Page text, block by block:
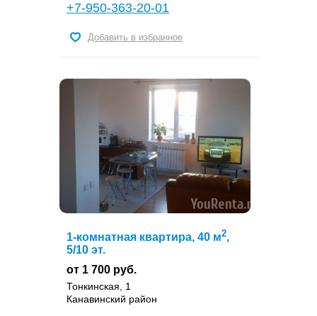
+7-950-363-20-01
Добавить в избранное
1-комнатная квартира, 40 м2,
5/10 эт.
от 1 700 руб.
Тонкинская, 1
Канавинский район